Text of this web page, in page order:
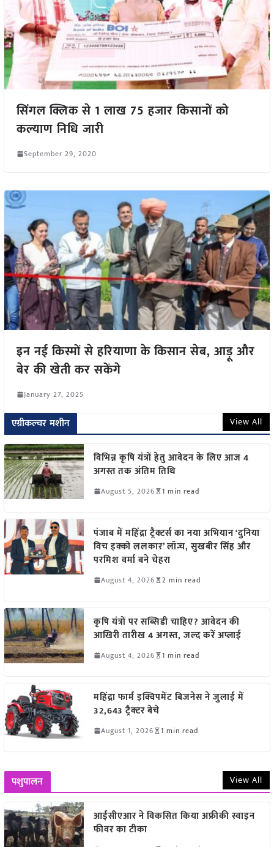
सिंगल क्लिक से 1 लाख 75 हजार किसानों को
कल्याण निधि जारी
September 29, 2020
इन नई किस्मों से हरियाणा के किसान सेब, आड़ू और
बेर की खेती कर सकेंगे
January 27, 2025
एग्रीकल्चर मशीन View All
विभिन्न कृषि यंत्रों हेतु आवेदन के लिए आज 4
अगस्त तक अंतिम तिथि
August 5, 2026 1 min read
पंजाब में महिंद्रा ट्रैक्टर्स का नया अभियान ‘दुनिया
विच इक्को ललकार’ लॉन्च, सुखबीर सिंह और
परमिश वर्मा बने चेहरा
August 4, 2026 2 min read
कृषि यंत्रों पर सब्सिडी चाहिए? आवेदन की
आखिरी तारीख 4 अगस्त, जल्द करें अप्लाई
August 4, 2026 1 min read
महिंद्रा फार्म इक्विपमेंट बिजनेस ने जुलाई में
32,643 ट्रैक्टर बेचे
August 1, 2026 1 min read
पशुपालन View All
आईसीएआर ने विकसित किया अफ्रीकी स्वाइन
फीवर का टीका